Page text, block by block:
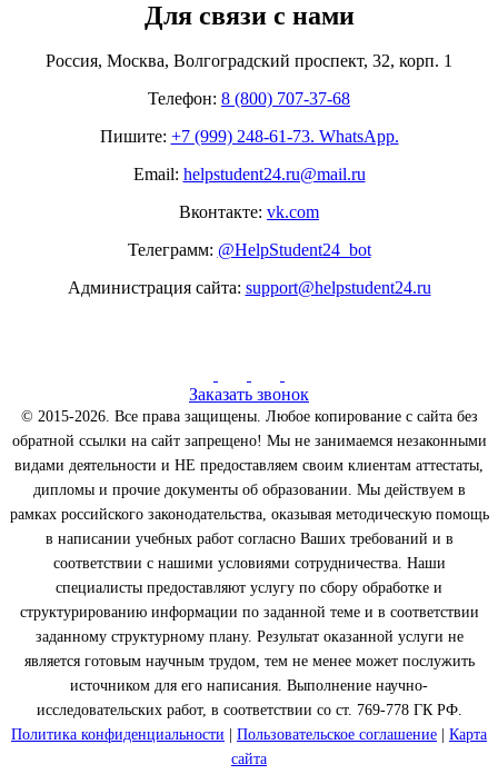
Для связи с нами
Россия, Москва, Волгоградский проспект, 32, корп. 1
Телефон: 8 (800) 707-37-68
Пишите: +7 (999) 248-61-73. WhatsApp.
Email: helpstudent24.ru@mail.ru
Вконтакте: vk.com
Телеграмм: @HelpStudent24_bot
Администрация сайта: support@helpstudent24.ru
Заказать звонок
© 2015-2026. Все права защищены. Любое копирование с сайта без
обратной ссылки на сайт запрещено! Мы не занимаемся незаконными
видами деятельности и НЕ предоставляем своим клиентам аттестаты,
дипломы и прочие документы об образовании. Мы действуем в
рамках российского законодательства, оказывая методическую помощь
в написании учебных работ согласно Ваших требований и в
соответствии с нашими условиями сотрудничества. Наши
специалисты предоставляют услугу по сбору обработке и
структурированию информации по заданной теме и в соответствии
заданному структурному плану. Результат оказанной услуги не
является готовым научным трудом, тем не менее может послужить
источником для его написания. Выполнение научно-
исследовательских работ, в соответствии со ст. 769-778 ГК РФ.
Политика конфиденциальности
Пользовательское соглашение
Карта
сайта